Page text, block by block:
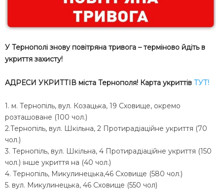
У Тернополі знову повітряна тривога – терміново йдіть в
укриття захисту!
АДРЕСИ УКРИТТІВ міста Тернополя! Карта укриттів ТУТ!
1. м. Тернопіль, вул. Козацька, 19 Сховище, окремо
розташоване (100 чол.)
2.Тернопіль, вул. Шкільна, 2 Протирадіаційне укриття (70
чол.)
3. Тернопіль, вул. Шкільна, 4 Протирадіаційне укриття (150
чол.) інше укриття на (40 чол.)
4. Тернопіль, Микулинецька,46 Сховище (580 чол.)
5. вул. Микулинецька, 46 Сховище (550 чол)